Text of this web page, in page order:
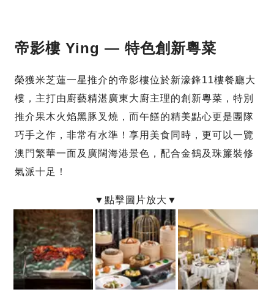
帝影樓 Ying — 特色創新粵菜
榮獲米芝蓮一星推介的帝影樓位於新濠鋒11樓餐廳大
樓，主打由廚藝精湛廣東大廚主理的創新粵菜，特別
推介果木火焰黑豚叉燒，而午饍的精美點心更是團隊
巧手之作，非常有水準！享用美食同時，更可以一覽
澳門繁華一面及廣闊海港景色，配合金鶴及珠簾裝修
氣派十足！